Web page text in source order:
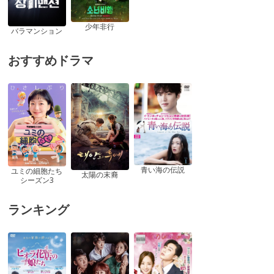
バラマンション 少年非行
おすすめドラマ
ユミの細胞たち
シーズン3
太陽の末裔 青い海の伝説
ランキング